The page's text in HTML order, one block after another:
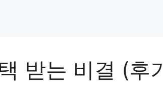
받는 비결 (후